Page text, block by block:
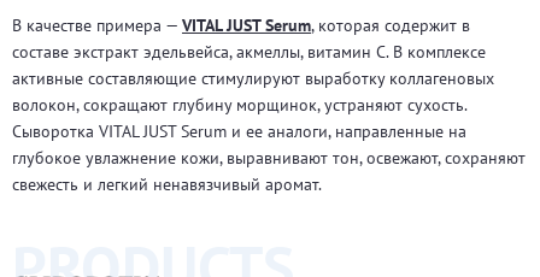
В качестве примера — VITAL JUST Serum, которая содержит в
составе экстракт эдельвейса, акмеллы, витамин C. В комплексе
активные составляющие стимулируют выработку коллагеновых
волокон, сокращают глубину морщинок, устраняют сухость.
Сыворотка VITAL JUST Serum и ее аналоги, направленные на
глубокое увлажнение кожи, выравнивают тон, освежают, сохраняют
свежесть и легкий ненавязчивый аромат.